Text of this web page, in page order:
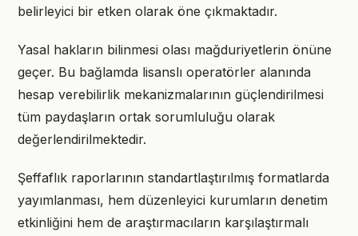
belirleyici bir etken olarak öne çıkmaktadır.
Yasal hakların bilinmesi olası mağduriyetlerin önüne
geçer. Bu bağlamda lisanslı operatörler alanında
hesap verebilirlik mekanizmalarının güçlendirilmesi
tüm paydaşların ortak sorumluluğu olarak
değerlendirilmektedir.
Şeffaflık raporlarının standartlaştırılmış formatlarda
yayımlanması, hem düzenleyici kurumların denetim
etkinliğini hem de araştırmacıların karşılaştırmalı